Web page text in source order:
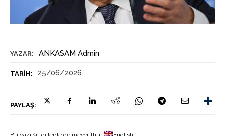
YAZAR: ANKASAM Admin
TARIH: 25/06/2026
PAYLAŞ: